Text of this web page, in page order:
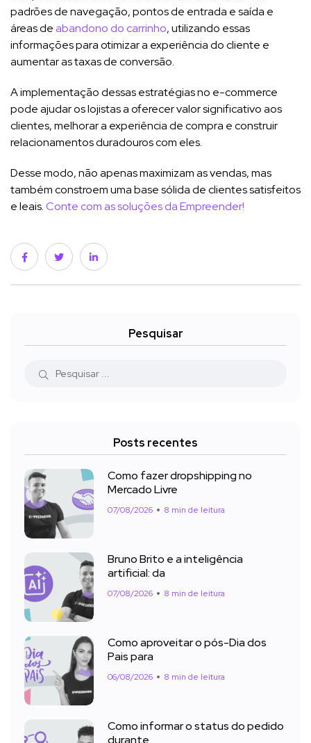
padrões de navegação, pontos de entrada e saída e
áreas de abandono do carrinho, utilizando essas
informações para otimizar a experiência do cliente e
aumentar as taxas de conversão.
A implementação dessas estratégias no e-commerce
pode ajudar os lojistas a oferecer valor significativo aos
clientes, melhorar a experiência de compra e construir
relacionamentos duradouros com eles.
Desse modo, não apenas maximizam as vendas, mas
também constroem uma base sólida de clientes satisfeitos
e leais.Conte com as soluções da Empreender!
Pesquisar
Posts recentes
Como fazer dropshipping no
Mercado Livre
07/08/2026 8 min de leitura
Bruno Brito e a inteligência
artificial: da
07/08/2026 8 min de leitura
Como aproveitar o pós-Dia dos
Pais para
06/08/2026 8 min de leitura
Como informar o status do pedido